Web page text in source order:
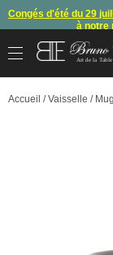
Congés d'été du 29
à notre
Arret des
En raison d'un souci
paypal ne
Art de la
Accueil /Vaisselle /